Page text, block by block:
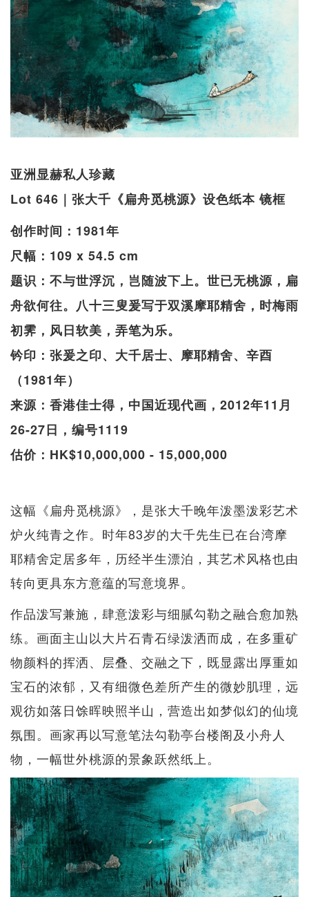
亚洲显赫私人珍藏
Lot 646｜张大千《扁舟觅桃源》设色纸本 镜框
创作时间：1981年
尺幅：109 x 54.5 cm
题识：不与世浮沉，岂随波下上。世已无桃源，扁
舟欲何往。八十三叟爰写于双溪摩耶精舍，时梅雨
初霁，风日软美，弄笔为乐。
钤印：张爰之印、大千居士、摩耶精舍、辛酉
（1981年）
来源：香港佳士得，中国近现代画，2012年11月
26-27日，编号1119
估价：HK$10,000,000 - 15,000,000
这幅《扁舟觅桃源》，是张大千晚年泼墨泼彩艺术
炉火纯青之作。时年83岁的大千先生已在台湾摩
耶精舍定居多年，历经半生漂泊，其艺术风格也由
转向更具东方意蕴的写意境界。
作品泼写兼施，肆意泼彩与细腻勾勒之融合愈加熟
练。画面主山以大片石青石绿泼洒而成，在多重矿
物颜料的挥洒、层叠、交融之下，既显露出厚重如
宝石的浓郁，又有细微色差所产生的微妙肌理，远
观彷如落日馀晖映照半山，营造出如梦似幻的仙境
氛围。画家再以写意笔法勾勒亭台楼阁及小舟人
物，一幅世外桃源的景象跃然纸上。